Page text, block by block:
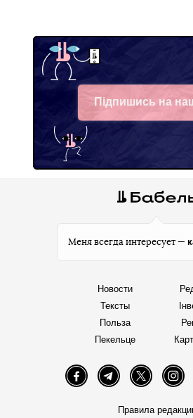
Підпишись на
Facebook
Меня всегда интересует —
Новости
Тексты
Польза
Пекельце
FacebookTelegramTwitter
Правила